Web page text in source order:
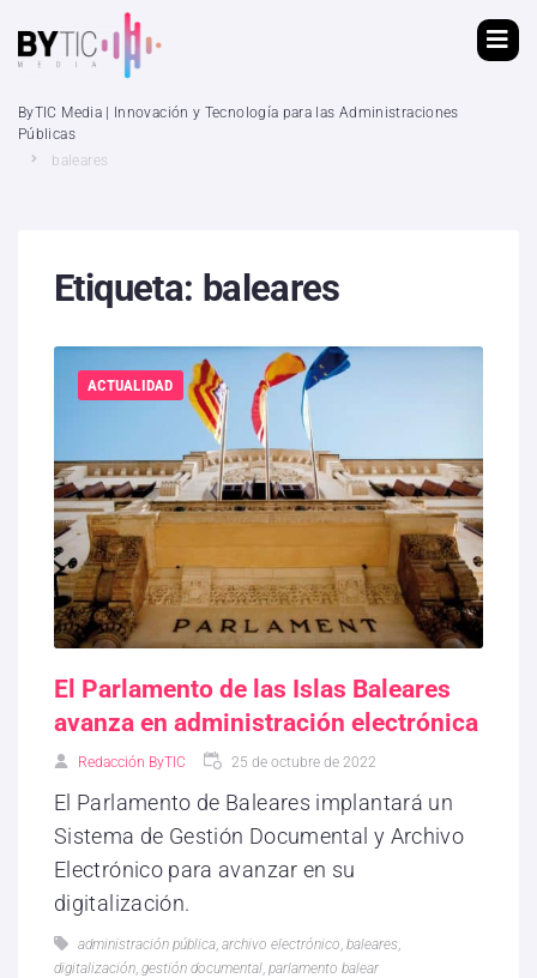
ByTIC Media | Innovación y Tecnología para las Administraciones
Públicas
baleares
Etiqueta: baleares
ACTUALIDAD
El Parlamento de las Islas Baleares
avanza en administración electrónica
Redacción ByTIC 25 de octubre de 2022
El Parlamento de Baleares implantará un
Sistema de Gestión Documental y Archivo
Electrónico para avanzar en su
digitalización.
administración pública archivo electrónico baleares
digitalización gestión documental parlamento balear